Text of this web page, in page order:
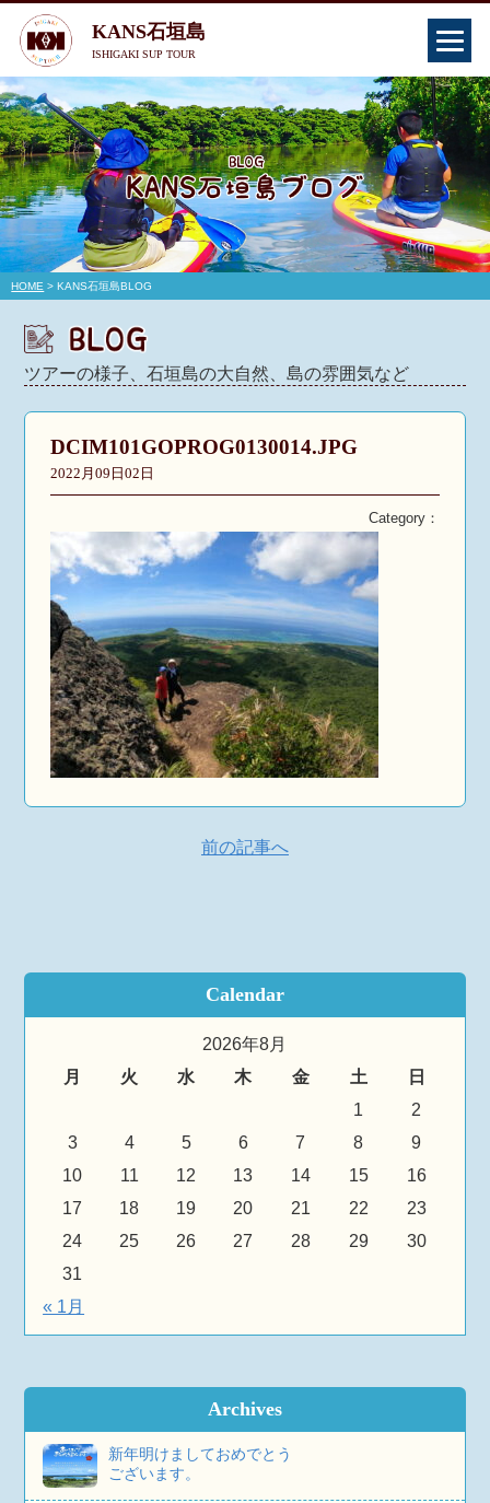
KANS石垣島
ISHIGAKI SUP TOUR
HOME > KANS石垣島BLOG
ツアーの様子、石垣島の大自然、島の雰囲気など
DCIM101GOPROG0130014.JPG
2022月09日02日
Category：
前の記事へ
Calendar
2026年8月
月
火 水 木 金 土
日
1
2
3
4 5 6 7 8
9
10
11 12 13 14 15
16
17
18 19 20 21 22
23
24
25 26 27 28 29
30
31
« 1月
Archives
新年明けましておめでとう
ございます。